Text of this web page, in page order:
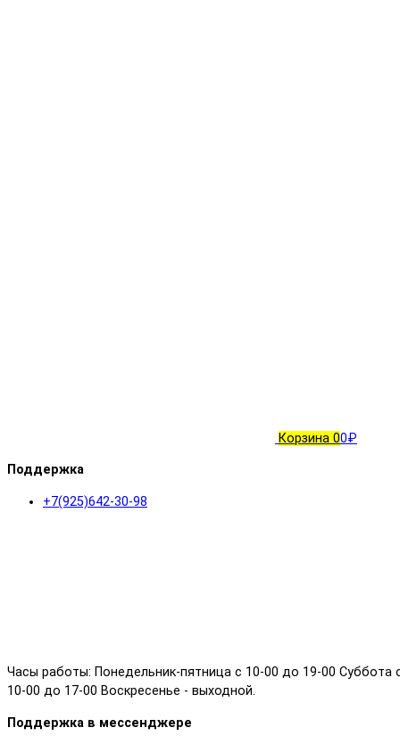
Корзина 00₽
Поддержка
+7(925)642-30-98
Часы работы: Понедельник-пятница с 10-00 до 19-00 Суббота
10-00 до 17-00 Воскресенье - выходной.
Поддержка в мессенджере